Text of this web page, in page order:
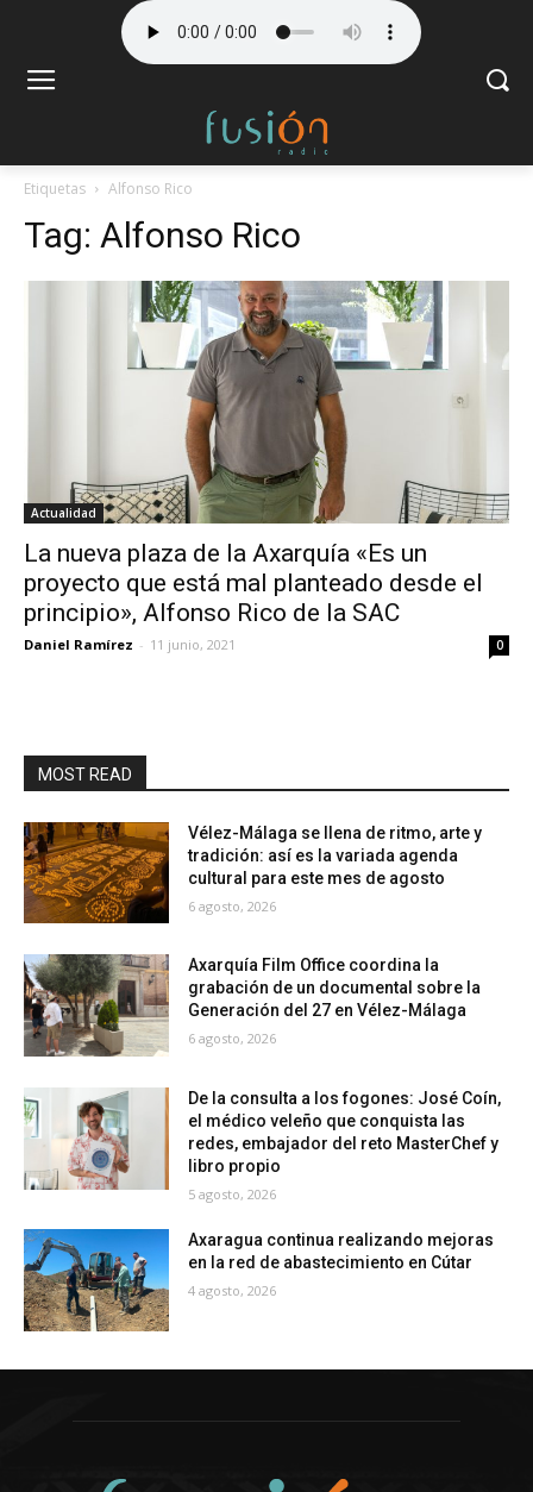
Etiquetas Alfonso Rico
Tag: Alfonso Rico
Actualidad
La nueva plaza de la Axarquía «Es un
proyecto que está mal planteado desde el
principio», Alfonso Rico de la SAC
Daniel Ramírez - 11 junio, 2021 0
MOST READ
Vélez-Málaga se llena de ritmo, arte y
tradición: así es la variada agenda
cultural para este mes de agosto
6 agosto, 2026
Axarquía Film Office coordina la
grabación de un documental sobre la
Generación del 27 en Vélez-Málaga
6 agosto, 2026
De la consulta a los fogones: José Coín,
el médico veleño que conquista las
redes, embajador del reto MasterChef y
libro propio
5 agosto, 2026
Axaragua continua realizando mejoras
en la red de abastecimiento en Cútar
4 agosto, 2026